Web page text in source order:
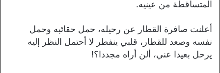
المتساقطة من عينيه.
أعلنت صافرة القطار عن رحيله، حمل حقائبه وحمل
نفسه وصعد للقطار، قلبي ينفطر لا أحتمل النظر إليه
يرحل بعيدا عني، ألن أراه مجددا؟!